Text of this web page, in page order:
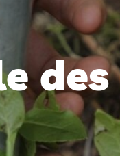
des